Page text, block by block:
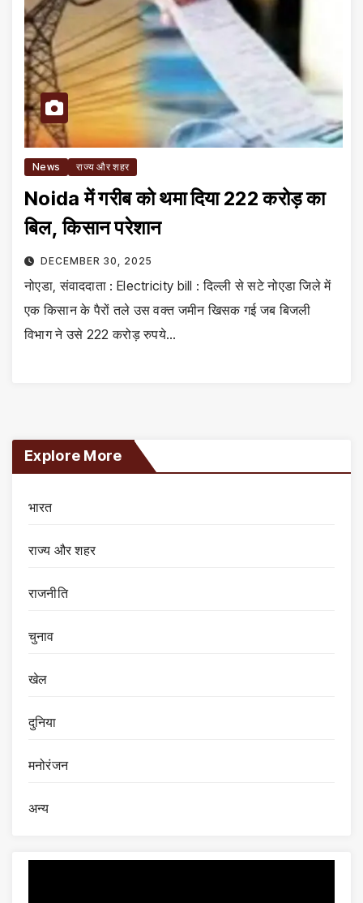
News राज्य और शहर
Noida में गरीब को थमा दिया 222 करोड़ का
बिल, किसान परेशान
DECEMBER 30, 2025
नोएडा, संवाददाता : Electricity bill : दिल्ली से सटे नोएडा जिले में
एक किसान के पैरों तले उस वक्त जमीन खिसक गई जब बिजली
विभाग ने उसे 222 करोड़ रुपये…
Explore More
भारत
राज्य और शहर
राजनीति
चुनाव
खेल
दुनिया
मनोरंजन
अन्य